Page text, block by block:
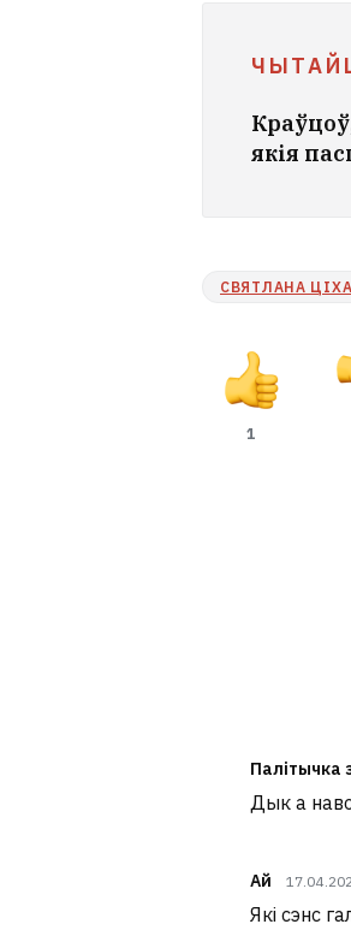
якія
СВЯТЛАНА
1
Палітычка
Дык а
Ай
Які сэнс